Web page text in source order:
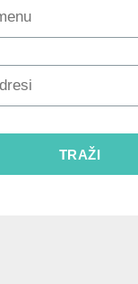
+385 21 227 933
info@kastela-info.hr